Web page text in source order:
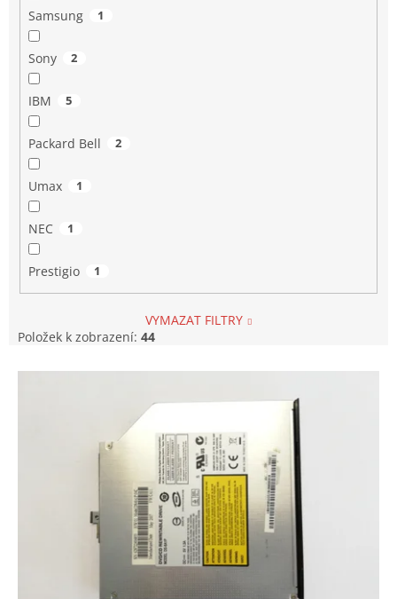
Samsung 1
Sony 2
IBM 5
Packard Bell 2
Umax 1
NEC 1
Prestigio 1
VYMAZAT FILTRY
Položek k zobrazení: 44
V